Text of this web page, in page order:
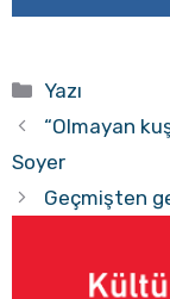
Kategoriler
Yazı
“Olmayan
Soyer
Geçmişten